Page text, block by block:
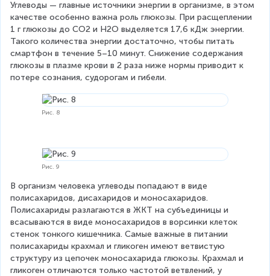
Углеводы — главные источники энергии в организме, в этом
качестве особенно важна роль глюкозы. При расщеплении
1 г глюкозы до CO2 и H2O выделяется 17,6 кДж энергии.
Такого количества энергии достаточно, чтобы питать
смартфон в течение 5–10 минут. Снижение содержания
глюкозы в плазме крови в 2 раза ниже нормы приводит к
потере сознания, судорогам и гибели.
Рис. 8
Рис. 9
В организм человека углеводы попадают в виде
полисахаридов, дисахаридов и моносахаридов.
Полисахариды разлагаются в ЖКТ на субъединицы и
всасываются в виде моносахаридов в ворсинки клеток
стенок тонкого кишечника. Самые важные в питании
полисахариды крахмал и гликоген имеют ветвистую
структуру из цепочек моносахарида глюкозы. Крахмал и
гликоген отличаются только частотой ветвлений, у